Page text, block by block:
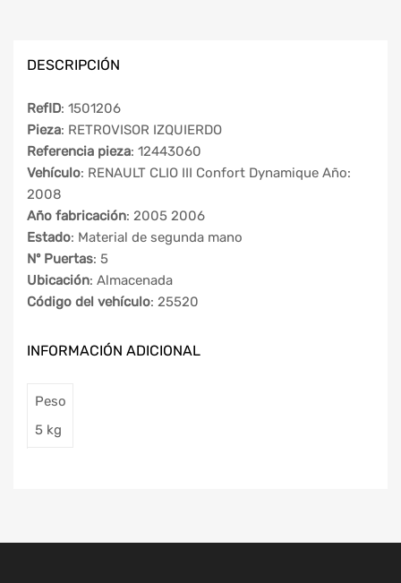
DESCRIPCIÓN
RefID: 1501206
Pieza: RETROVISOR IZQUIERDO
Referencia pieza: 12443060
Vehículo: RENAULT CLIO III Confort Dynamique Año:
2008
Año fabricación: 2005 2006
Estado: Material de segunda mano
Nº Puertas: 5
Ubicación: Almacenada
Código del vehículo: 25520
INFORMACIÓN ADICIONAL
Peso
5 kg